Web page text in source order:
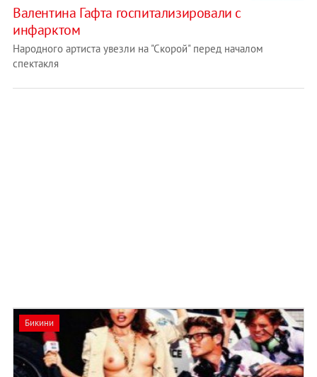
Валентина Гафта госпитализировали с
инфарктом
Народного артиста увезли на "Скорой" перед началом
спектакля
Бикини